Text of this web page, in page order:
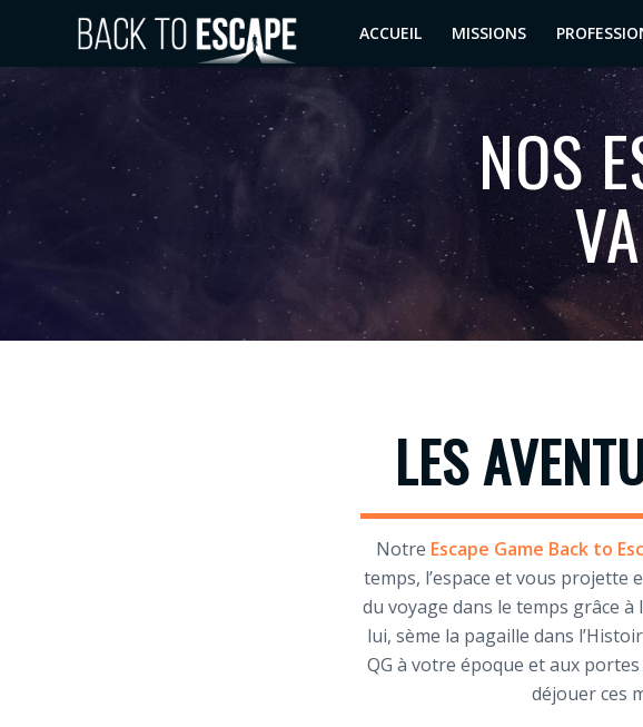
ACCUEIL MISSIONS
NOS
LES
Notre Escape Game Back to
temps, l’espace et vous projette
du voyage dans le temps grâce
lui, sème la pagaille dans
QG à votre époque et aux
déjouer ces